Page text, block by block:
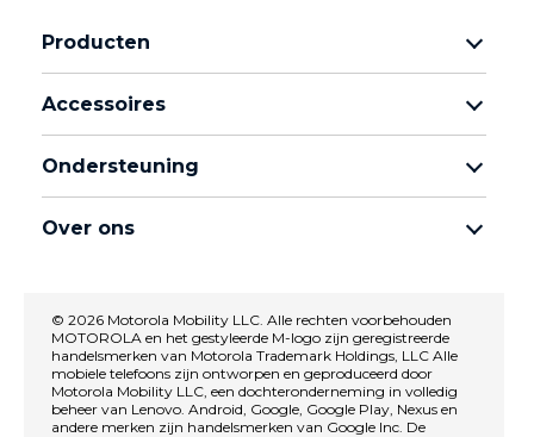
Producten
moto g-familie
thinkphone by motorola
Accessoires
moto tag
Ondersteuning
neem contact met ons op
Reparatiestatus
Herstel en slimme assistent
Over ons
Verkoopvoorwaarden
Gebruiksvoorwaarden
privacybeleid
© 2026 Motorola Mobility LLC. Alle rechten voorbehouden
MOTOROLA en het gestyleerde M-logo zijn geregistreerde
handelsmerken van Motorola Trademark Holdings, LLC Alle
mobiele telefoons zijn ontworpen en geproduceerd door
Motorola Mobility LLC, een dochteronderneming in volledig
beheer van Lenovo. Android, Google, Google Play, Nexus en
andere merken zijn handelsmerken van Google Inc. De